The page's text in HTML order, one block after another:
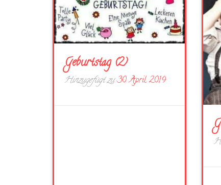
Geburtstag (2)
Hinzugefügt zu30. April 2019